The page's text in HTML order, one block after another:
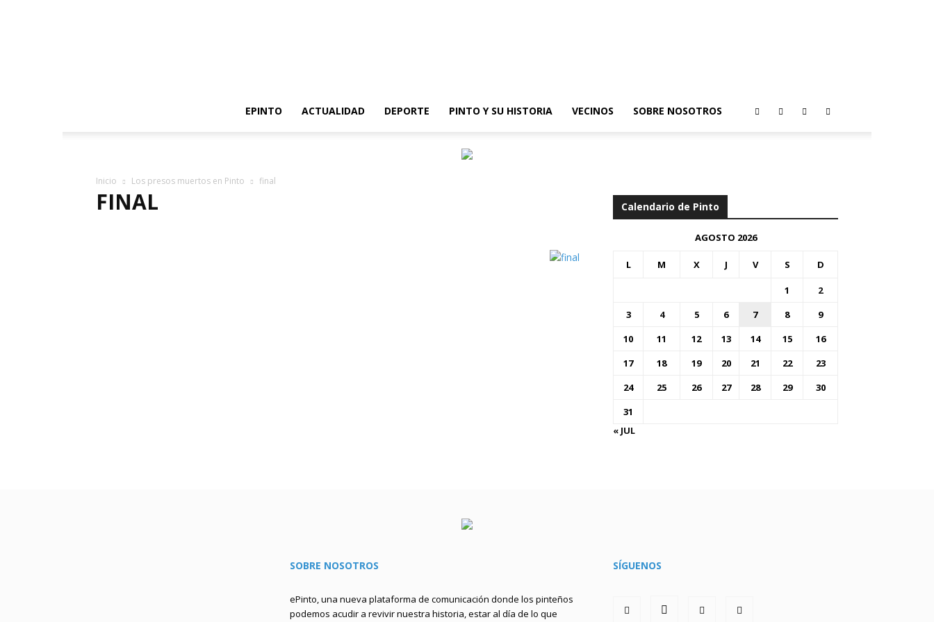
EPINTO
ACTUALIDAD DEPORTE PINTO Y SU HISTORIA VECINOS SOBRE NOSOTROS
Inicio Los presos muertos en Pinto final
FINAL Calendario de Pinto
AGOSTO 2026
L M X J V S D
1
2
3
4 5 6 7 8
9
10
11 12 13 14 15
16
17
18 19 20 21 22
23
24
25 26 27 28 29
30
31
« JUL
SOBRE NOSOTROS
ePinto, una nueva plataforma de comunicación donde los pinteños
podemos acudir a revivir nuestra historia, estar al día de lo que
SÍGUENOS